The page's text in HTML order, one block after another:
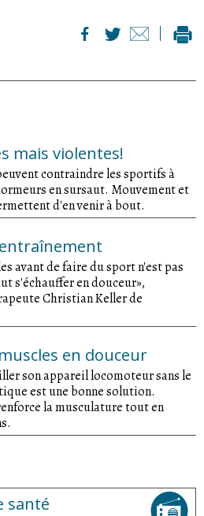
mais violentes!
contraindre les sportifs à
en sursaut. Mouvement et
d'en venir à bout.
avant de faire du sport n'est pas
s'échauffer en douceur»,
Christian Keller de
en douceur
son appareil locomoteur sans le
est une bonne solution.
la musculature tout en
santé